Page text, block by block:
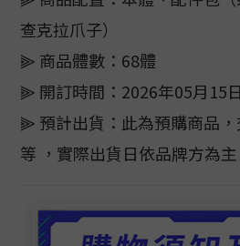
查克拉爪子）
⫸ 商品體數：68體
⫸ 開訂時間：2026年05月15日
⫸ 預計出貨：此為預購商品
等 ，實際出貨日依品牌方為主